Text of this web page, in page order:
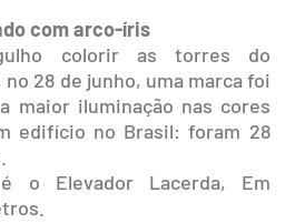
com arco-íris
colorir as torres do
28 de junho, uma marca foi
maior iluminação nas cores
edifício no Brasil: foram 28
o Elevador Lacerda, Em